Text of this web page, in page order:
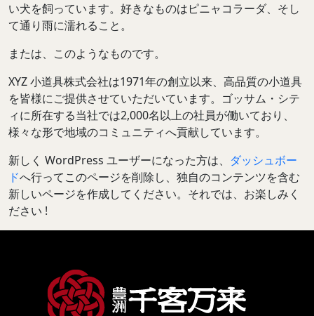
い犬を飼っています。好きなものはピニャコラーダ、そし
て通り雨に濡れること。
または、このようなものです。
XYZ 小道具株式会社は1971年の創立以来、高品質の小道具
を皆様にご提供させていただいています。ゴッサム・シテ
ィに所在する当社では2,000名以上の社員が働いており、
様々な形で地域のコミュニティへ貢献しています。
新しく WordPress ユーザーになった方は、 ダッシュボー
ドへ行ってこのページを削除し、独自のコンテンツを含む
新しいページを作成してください。それでは、お楽しみく
ださい !